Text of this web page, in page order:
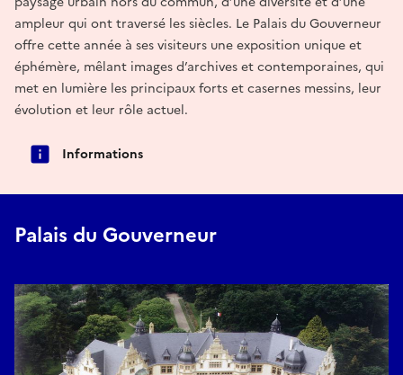
ampleur qui ont traversé les siècles. Le Palais du Gouverneur
offre cette année à ses visiteurs une exposition unique et
éphémère, mêlant images d’archives et contemporaines, qui
met en lumière les principaux forts et casernes messins, leur
évolution et leur rôle actuel.
Informations
Palais du Gouverneur